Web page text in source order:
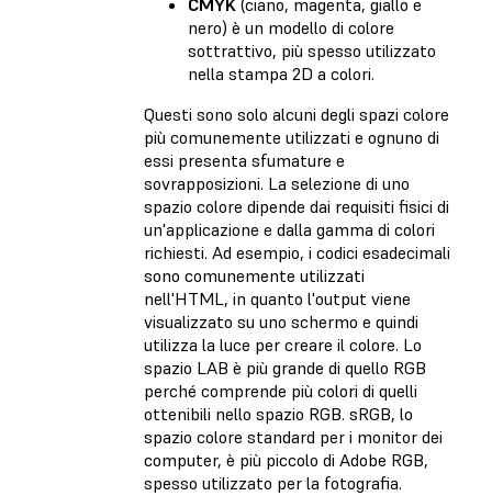
CMYK (ciano, magenta, giallo e
nero) è un modello di colore
sottrattivo, più spesso utilizzato
nella stampa 2D a colori.
Questi sono solo alcuni degli spazi colore
più comunemente utilizzati e ognuno di
essi presenta sfumature e
sovrapposizioni. La selezione di uno
spazio colore dipende dai requisiti fisici di
un'applicazione e dalla gamma di colori
richiesti. Ad esempio, i codici esadecimali
sono comunemente utilizzati
nell'HTML, in quanto l'output viene
visualizzato su uno schermo e quindi
utilizza la luce per creare il colore. Lo
spazio LAB è più grande di quello RGB
perché comprende più colori di quelli
ottenibili nello spazio RGB. sRGB, lo
spazio colore standard per i monitor dei
computer, è più piccolo di Adobe RGB,
spesso utilizzato per la fotografia.